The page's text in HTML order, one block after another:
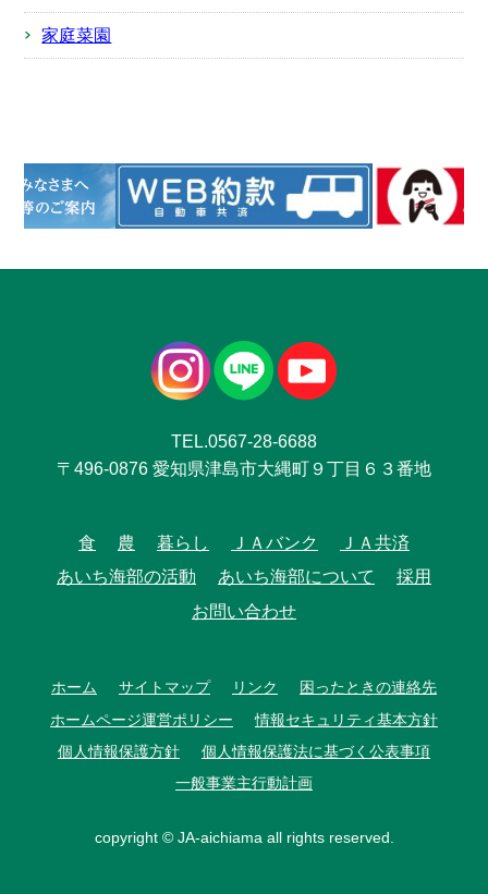
家庭菜園
TEL.0567-28-6688
〒496-0876 愛知県津島市大縄町９丁目６３番地
食 農 暮らし ＪＡバンク
ＪＡ共済
あいち海部の活動
あいち海部について
採用
お問い合わせ
ホーム サイトマップ リンク
困ったときの連絡先
ホームページ運営ポリシー
情報セキュリティ基本方針
個人情報保護方針
個人情報保護法に基づく公表事項
一般事業主行動計画
copyright © JA-aichiama all rights reserved.